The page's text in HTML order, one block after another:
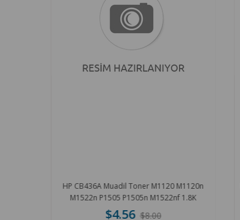
HP CB436A Muadil Toner M1120 M1120n
M1522n P1505 P1505n M1522nf 1.8K
$4.56 $8.00